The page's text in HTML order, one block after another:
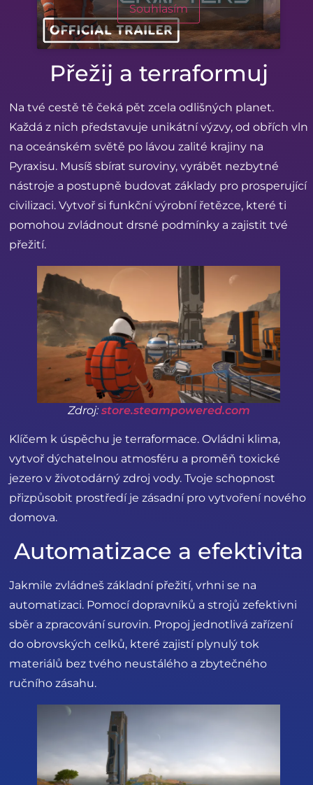
Souhlasím
Přežij a terraformuj
Na tvé cestě tě čeká pět zcela odlišných planet.
Každá z nich představuje unikátní výzvy, od obřích vln
na oceánském světě po lávou zalité krajiny na
Pyraxisu. Musíš sbírat suroviny, vyrábět nezbytné
nástroje a postupně budovat základy pro prosperující
civilizaci. Vytvoř si funkční výrobní řetězce, které ti
pomohou zvládnout drsné podmínky a zajistit tvé
přežití.
Zdroj:store.steampowered.com
Klíčem k úspěchu je terraformace. Ovládni klima,
vytvoř dýchatelnou atmosféru a proměň toxické
jezero v životodárný zdroj vody. Tvoje schopnost
přizpůsobit prostředí je zásadní pro vytvoření nového
domova.
Automatizace a efektivita
Jakmile zvládneš základní přežití, vrhni se na
automatizaci. Pomocí dopravníků a strojů zefektivni
sběr a zpracování surovin. Propoj jednotlivá zařízení
do obrovských celků, které zajistí plynulý tok
materiálů bez tvého neustálého a zbytečného
ručního zásahu.